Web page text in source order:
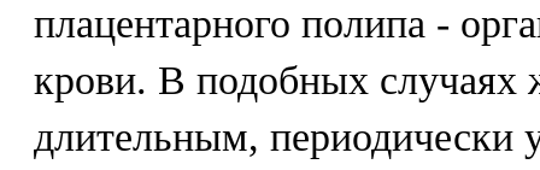
плацентарного полипа -
крови. В подобных случаях
длительным, периодически